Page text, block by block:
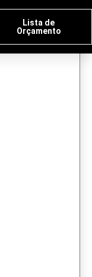
Lista de
Orçamento